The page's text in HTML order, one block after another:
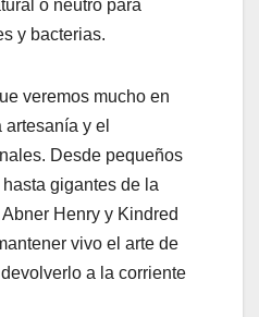
o neutro para
y bacterias.
veremos mucho en
y el
Desde pequeños
gigantes de la
Henry y Kindred
vivo el arte de
a la corriente